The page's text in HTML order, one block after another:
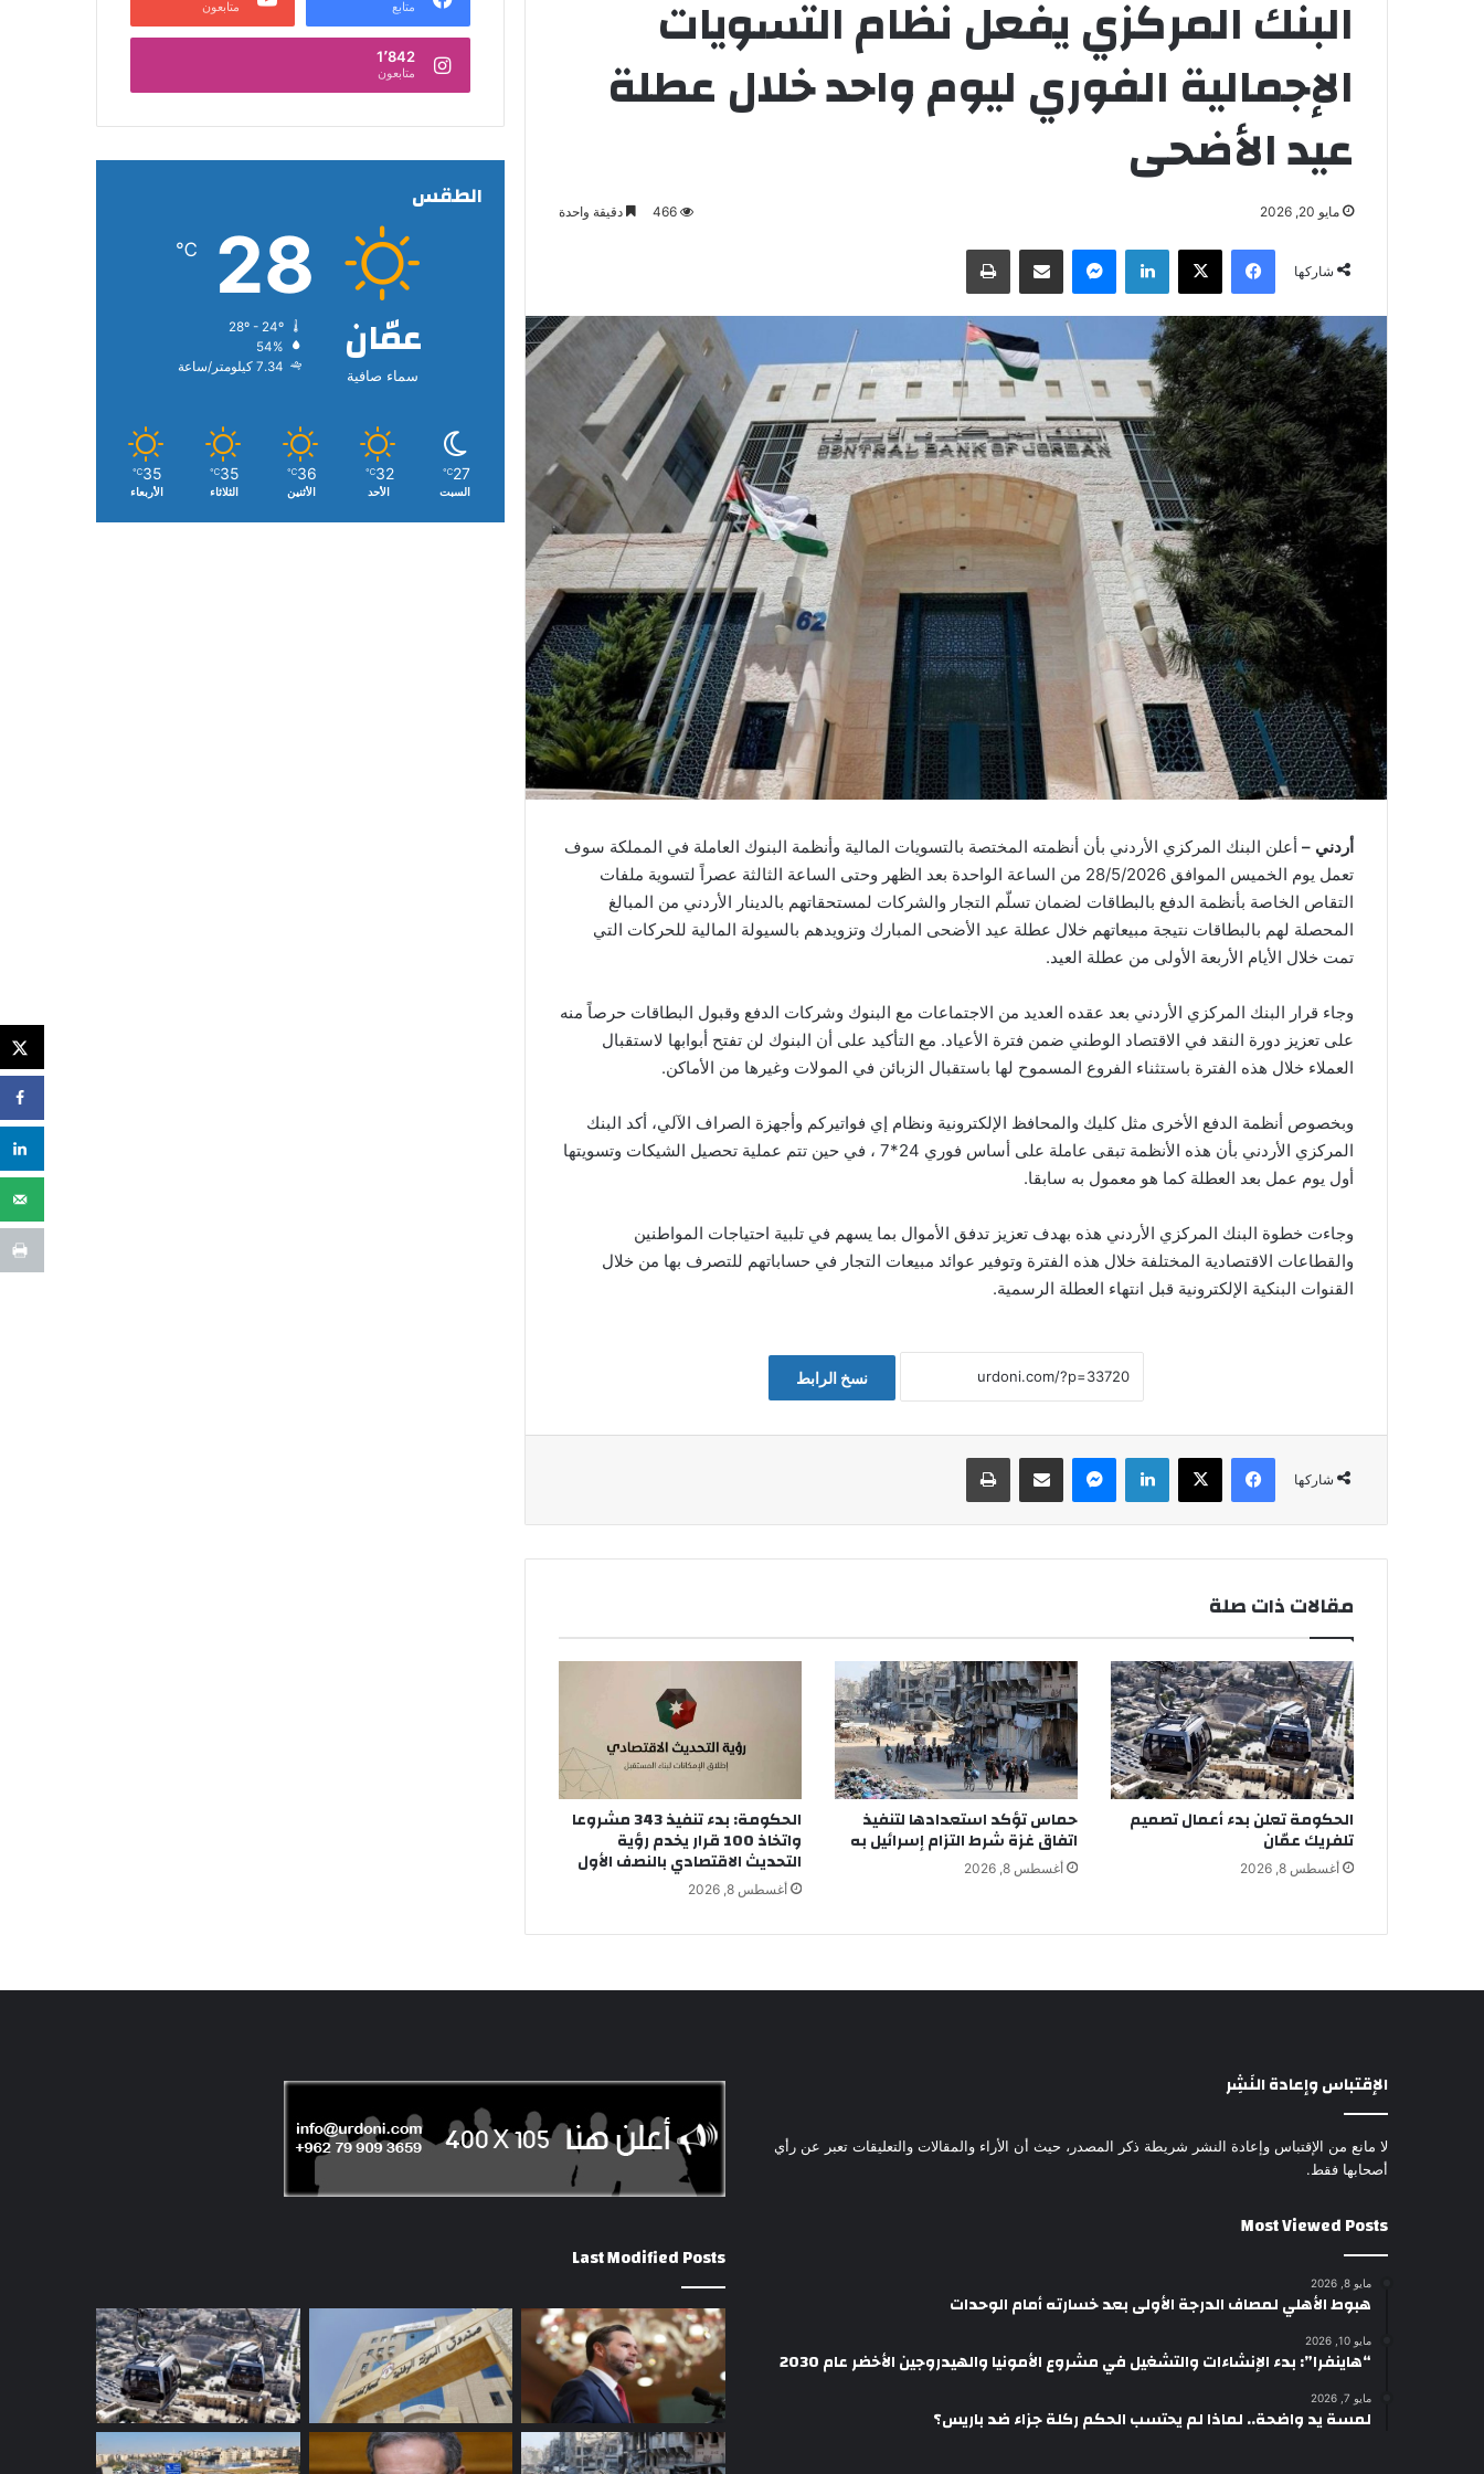
البنك المركزي يفعل نظام التسويات
الإجمالية الفوري ليوم واحد خلال عطلة
عيد الأضحى
مايو 20, 2026 466 دقيقة واحدة
شاركها
فيسبوك لينكدإن
أردني – أعلن البنك المركزي الأردني بأن أنظمته المختصة بالتسويات المالية وأنظمة البنوك العاملة في المملكة سوف
تعمل يوم الخميس الموافق 28/5/2026 من الساعة الواحدة بعد الظهر وحتى الساعة الثالثة عصراً لتسوية ملفات
التقاص الخاصة بأنظمة الدفع بالبطاقات لضمان تسلّم التجار والشركات لمستحقاتهم بالدينار الأردني من المبالغ
المحصلة لهم بالبطاقات نتيجة مبيعاتهم خلال عطلة عيد الأضحى المبارك وتزويدهم بالسيولة المالية للحركات التي
تمت خلال الأيام الأربعة الأولى من عطلة العيد.
وجاء قرار البنك المركزي الأردني بعد عقده العديد من الاجتماعات مع البنوك وشركات الدفع وقبول البطاقات حرصاً منه
على تعزيز دورة النقد في الاقتصاد الوطني ضمن فترة الأعياد. مع التأكيد على أن البنوك لن تفتح أبوابها لاستقبال
العملاء خلال هذه الفترة باستثناء الفروع المسموح لها باستقبال الزبائن في المولات وغيرها من الأماكن.
وبخصوص أنظمة الدفع الأخرى مثل كليك والمحافظ الإلكترونية ونظام إي فواتيركم وأجهزة الصراف الآلي، أكد البنك
المركزي الأردني بأن هذه الأنظمة تبقى عاملة على أساس فوري 24*7 ، في حين تتم عملية تحصيل الشيكات وتسويتها
أول يوم عمل بعد العطلة كما هو معمول به سابقا.
وجاءت خطوة البنك المركزي الأردني هذه بهدف تعزيز تدفق الأموال بما يسهم في تلبية احتياجات المواطنين
والقطاعات الاقتصادية المختلفة خلال هذه الفترة وتوفير عوائد مبيعات التجار في حساباتهم للتصرف بها من خلال
القنوات البنكية الإلكترونية قبل انتهاء العطلة الرسمية.
نسخ الرابط
شاركها
فيسبوك لينكدإن
مقالات ذات صلة
الحكومة تعلن بدء أعمال تصميم
تلفريك عمّان
أغسطس 8, 2026
حماس تؤكد استعدادها لتنفيذ
اتفاق غزة شرط التزام إسرائيل به
أغسطس 8, 2026
الحكومة: بدء تنفيذ 343 مشروعا
واتخاذ 100 قرار يخدم رؤية
التحديث الاقتصادي بالنصف الأول
أغسطس 8, 2026
متابع متابعون
1٬842
متابعون
الطقس
عمّان
سماء صافية
28
℃
54%
7.34 كيلومتر/ساعة
27
℃
السبت
32
℃
الأحد
36
℃
الأثنين
35
℃
الثلاثاء
35
℃
الأربعاء
الإقتباس وإعادة النَشِر
لا مانع من الإقتباس وإعادة النشر شريطة ذكر المصدر، حيث أن الأراء والمقالات والتعليقات تعبر عن رأي
أصحابها فقط.
Most Viewed Posts
مايو 8, 2026
هبوط الأهلي لمصاف الدرجة الأولى بعد خسارته أمام الوحدات
مايو 10, 2026
“هاينفرا”: بدء الإنشاءات والتشغيل في مشروع الأمونيا والهيدروجين الأخضر عام 2030
مايو 7, 2026
لمسة يد واضحة.. لماذا لم يحتسب الحكم ركلة جزاء ضد باريس؟
Last Modified Posts